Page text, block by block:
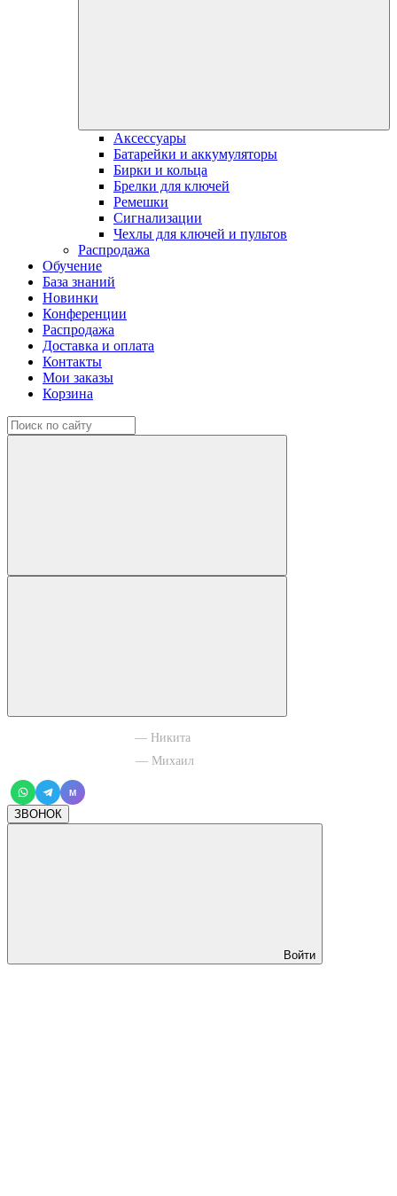
Аксессуары
Батарейки и аккумуляторы
Бирки и кольца
Брелки для ключей
Ремешки
Сигнализации
Чехлы для ключей и пультов
Распродажа
Обучение
База знаний
Новинки
Конференции
Распродажа
Доставка и оплата
Контакты
Мои заказы
Корзина
— Никита
— Михаил
M
ЗВОНОК
Войти